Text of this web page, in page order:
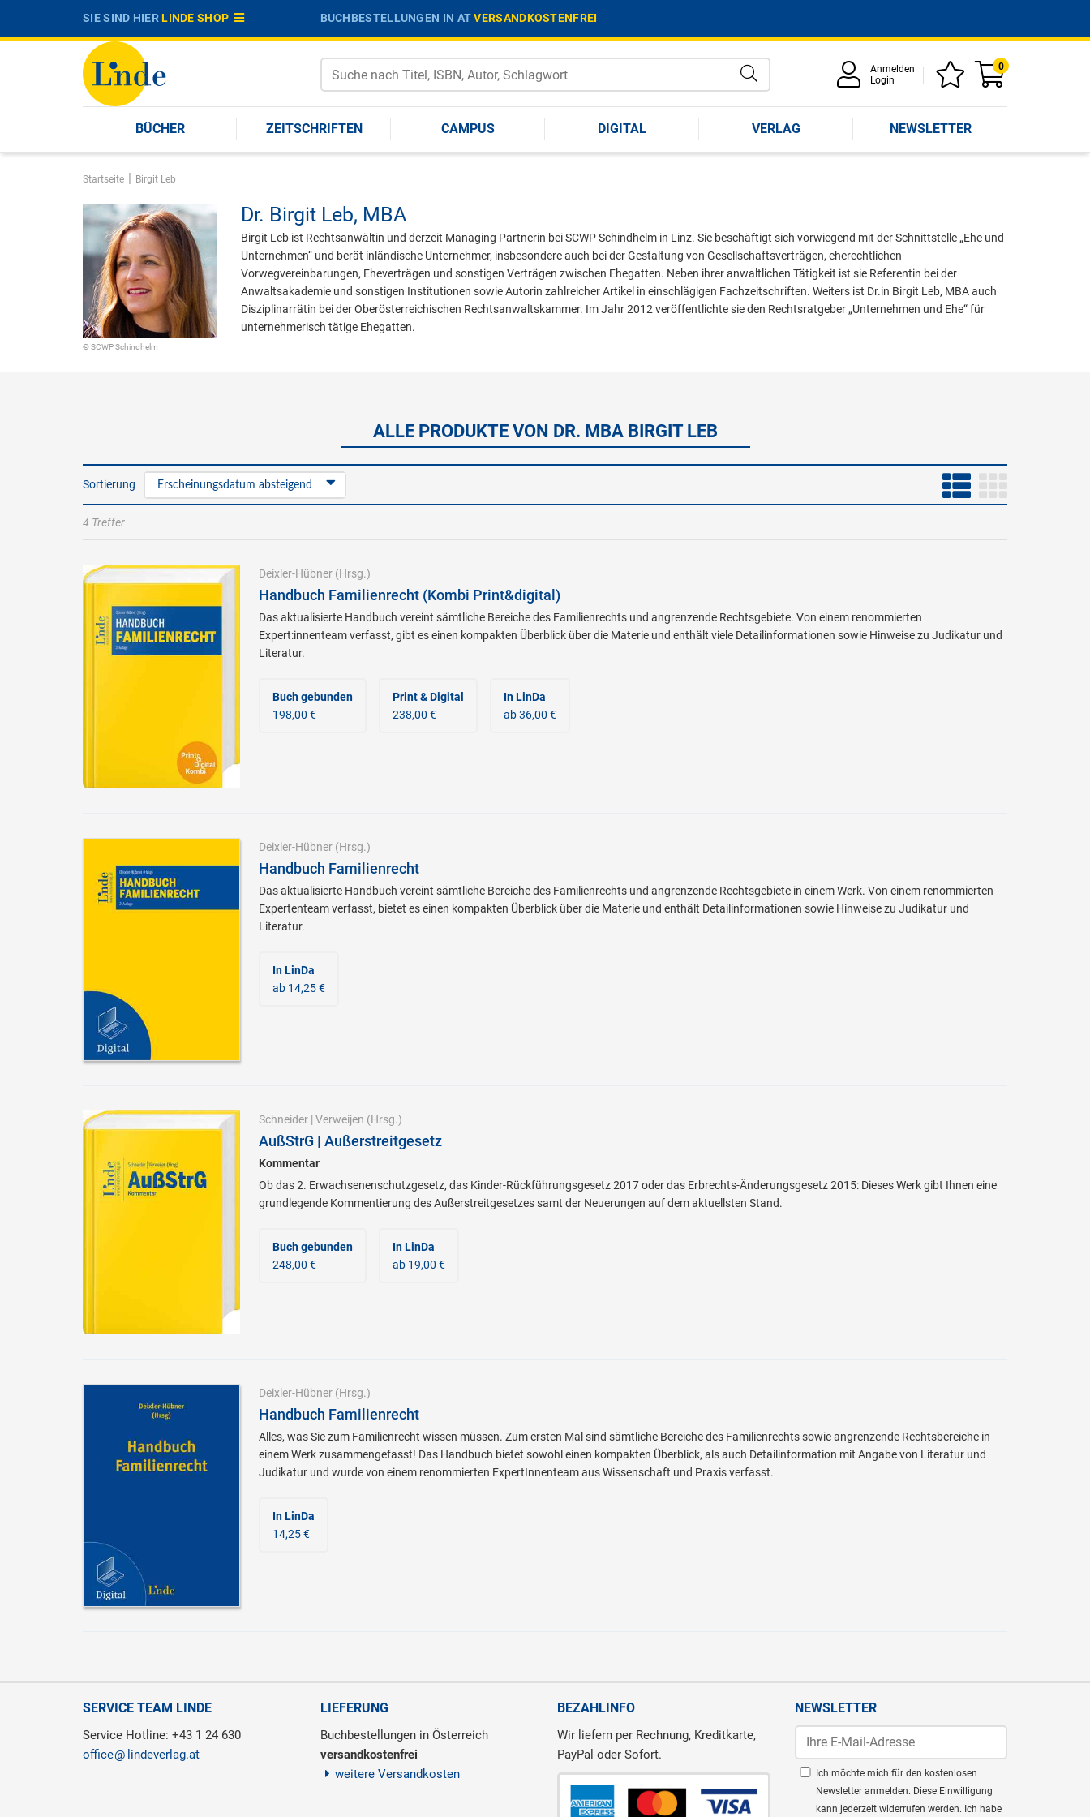
SIE SIND HIERLINDE SHOP BUCHBESTELLUNGEN IN ATVERSANDKOSTENFREI
Anmelden
Login
0
BÜCHER ZEITSCHRIFTEN CAMPUS DIGITAL VERLAG NEWSLETTER
Startseite | Birgit Leb
© SCWP Schindhelm
Dr. Birgit Leb, MBA
Birgit Leb ist Rechtsanwältin und derzeit Managing Partnerin bei SCWP Schindhelm in Linz. Sie beschäftigt sich vorwiegend mit der Schnittstelle „Ehe und
Unternehmen“ und berät inländische Unternehmer, insbesondere auch bei der Gestaltung von Gesellschaftsverträgen, eherechtlichen
Vorwegvereinbarungen, Eheverträgen und sonstigen Verträgen zwischen Ehegatten. Neben ihrer anwaltlichen Tätigkeit ist sie Referentin bei der
Anwaltsakademie und sonstigen Institutionen sowie Autorin zahlreicher Artikel in einschlägigen Fachzeitschriften. Weiters ist Dr.in Birgit Leb, MBA auch
Disziplinarrätin bei der Oberösterreichischen Rechtsanwaltskammer. Im Jahr 2012 veröffentlichte sie den Rechtsratgeber „Unternehmen und Ehe“ für
unternehmerisch tätige Ehegatten.
ALLE PRODUKTE VON DR. MBA BIRGIT LEB
Sortierung Erscheinungsdatum absteigend
4 Treffer
Deixler-Hübner(Hrsg.)
Handbuch Familienrecht (Kombi Print&digital)
Das aktualisierte Handbuch vereint sämtliche Bereiche des Familienrechts und angrenzende Rechtsgebiete. Von einem renommierten
Expert:innenteam verfasst, gibt es einen kompakten Überblick über die Materie und enthält viele Detailinformationen sowie Hinweise zu Judikatur und
Literatur.
Buch gebunden
198,00 €
Print & Digital
238,00 €
In LinDa
ab 36,00 €
Deixler-Hübner(Hrsg.)
Handbuch Familienrecht
Das aktualisierte Handbuch vereint sämtliche Bereiche des Familienrechts und angrenzende Rechtsgebiete in einem Werk. Von einem renommierten
Expertenteam verfasst, bietet es einen kompakten Überblick über die Materie und enthält Detailinformationen sowie Hinweise zu Judikatur und
Literatur.
In LinDa
ab 14,25 €
Schneider| Verweijen (Hrsg.)
AußStrG | Außerstreitgesetz
Kommentar
Ob das 2. Erwachsenenschutzgesetz, das Kinder-Rückführungsgesetz 2017 oder das Erbrechts-Änderungsgesetz 2015: Dieses Werk gibt Ihnen eine
grundlegende Kommentierung des Außerstreitgesetzes samt der Neuerungen auf dem aktuellsten Stand.
Buch gebunden
248,00 €
In LinDa
ab 19,00 €
Deixler-Hübner(Hrsg.)
Handbuch Familienrecht
Alles, was Sie zum Familienrecht wissen müssen. Zum ersten Mal sind sämtliche Bereiche des Familienrechts sowie angrenzende Rechtsbereiche in
einem Werk zusammengefasst! Das Handbuch bietet sowohl einen kompakten Überblick, als auch Detailinformation mit Angabe von Literatur und
Judikatur und wurde von einem renommierten ExpertInnenteam aus Wissenschaft und Praxis verfasst.
In LinDa
14,25 €
SERVICE TEAM LINDE
Service Hotline: +43 1 24 630
office
lindeverlag.at
LIEFERUNG
Buchbestellungen in Österreich
versandkostenfrei
weitere Versandkosten
BEZAHLINFO
Wir liefern per Rechnung, Kreditkarte,
PayPal oder Sofort.
NEWSLETTER
Ich möchte mich für den kostenlosen
Newsletter anmelden. Diese Einwilligung
kann jederzeit widerrufen werden. Ich habe